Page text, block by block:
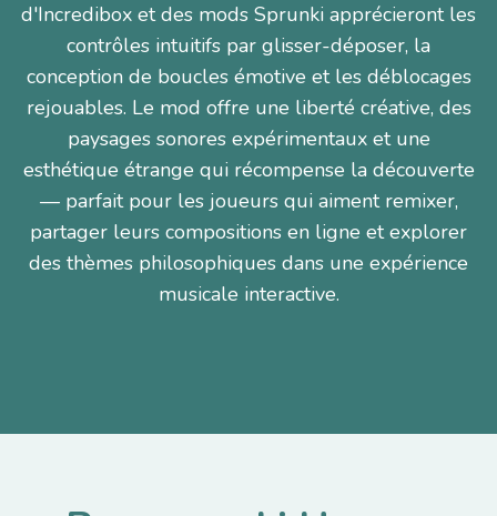
d'Incredibox et des mods Sprunki apprécieront les
contrôles intuitifs par glisser-déposer, la
conception de boucles émotive et les déblocages
rejouables. Le mod offre une liberté créative, des
paysages sonores expérimentaux et une
esthétique étrange qui récompense la découverte
— parfait pour les joueurs qui aiment remixer,
partager leurs compositions en ligne et explorer
des thèmes philosophiques dans une expérience
musicale interactive.